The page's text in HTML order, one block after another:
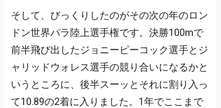
そして、びっくりしたのがその次の年のロン
ドン世界パラ陸上選手権です。決勝100mで
前半飛び出したジョニーピーコック選手とジ
ャリッドウォレス選手の競り合いになるかと
いうところに、後半スーッとそれに割り入っ
て10.89の2着に入りました。1年でここまで